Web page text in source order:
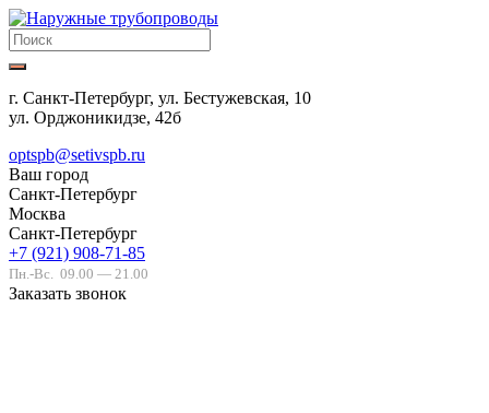
г. Санкт-Петербург, ул. Бестужевская, 10
ул. Орджоникидзе, 42б
optspb@setivspb.ru
Ваш город
Санкт-Петербург
Москва
Санкт-Петербург
+7 (921) 908-71-85
Пн.-Вс. 09.00 — 21.00
Заказать звонок